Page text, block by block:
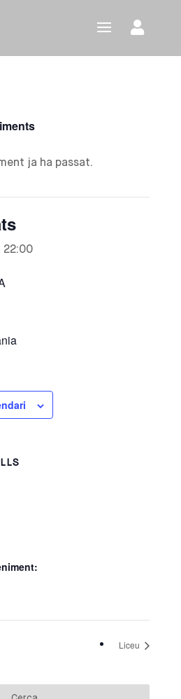
ja ha passat.
22:00
Liceu